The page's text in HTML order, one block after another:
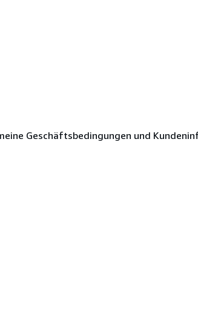
Geschäftsbedingungen und